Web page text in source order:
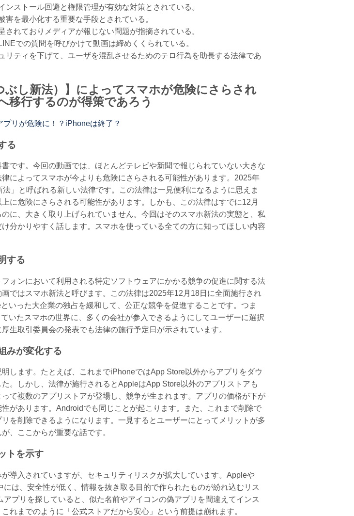
ンストール回避と権限管理が有効な対策とされている。
害を最小化する重要な手段とされている。
されておりメディアが報じない問題が指摘されている。
での質問を呼びかけて動画は締めくくられている。
リティを下げて、ユーザを混乱させるためのテロ行為を助長する法律であ
ぶし新法）】によってスマホが危険にさらされ
移行するのが得策であろう
プリが危険に！？iPhoneは終了？
る
です。今回の動画では、ほとんどテレビや新聞で報じられていない大きな
によってスマホが今よりも危険にさらされる可能性があります。2025年
」と呼ばれる新しい法律です。この法律は一見便利になるように思えま
に危険にさらされる可能性があります。しかも、この法律はすでに12月
に、大きく取り上げられていません。今回はそのスマホ新法の実態と、私
分かりやすく話します。スマホを使っている全ての方に知ってほしい内容
する
ォンにおいて利用される特定ソフトウェアにかかる競争の促進に関する法
ではスマホ新法と呼びます。この法律は2025年12月18日に全面施行され
いった大企業の独占を緩和して、公正な競争を促進することです。つま
いたスマホの世界に、多くの会社が参入できるようにしてユーザーに選択
生取引委員会の発表でも法律の施行予定日が示されています。
みが変化する
します。たとえば、これまでiPhoneではApp Store以外からアプリをダウ
。しかし、法律が施行されるとAppleはApp Store以外のアプリストアも
て複数のアプリストアが登場し、競争が生まれます。アプリの価格が下が
があります。Androidでも同じことが起こります。また、これまで削除で
を削除できるようになります。一見するとユーザーにとってメリットが多
、ここからが重要な話です。
トを示す
導入されていますが、セキュリティリスクが拡大しています。Appleや
は、安全性が低く、情報を抜き取る目的で作られたものが紛れ込むリス
プリを探していると、似た名前やアイコンの偽アプリを間違えてインス
れまでのように「公式ストアだから安心」という前提は崩れます。